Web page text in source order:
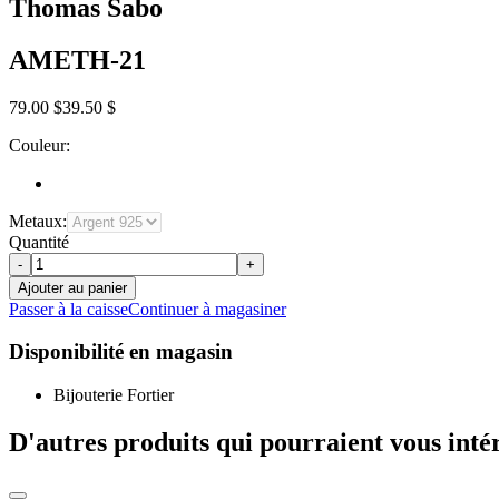
Thomas Sabo
AMETH-21
79.00 $39.50 $
Couleur:
Metaux:
Quantité
-
+
Ajouter au panier
Passer à la caisseContinuer à magasiner
Disponibilité en magasin
Bijouterie Fortier
D'autres produits qui pourraient vous